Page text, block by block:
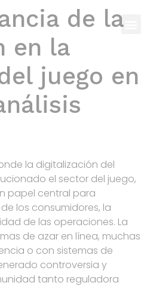
de la
en la
juego en
la digitalización del
el sector del juego,
papel central para
los consumidores, la
de las operaciones. La
de azar en línea, muchas
o con sistemas de
controversia y
tanto reguladora